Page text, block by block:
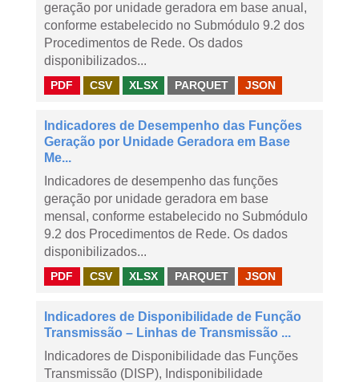
geração por unidade geradora em base anual,
conforme estabelecido no Submódulo 9.2 dos
Procedimentos de Rede. Os dados
disponibilizados...
PDF CSV XLSX PARQUET JSON
Indicadores de Desempenho das Funções
Geração por Unidade Geradora em Base
Me...
Indicadores de desempenho das funções
geração por unidade geradora em base
mensal, conforme estabelecido no Submódulo
9.2 dos Procedimentos de Rede. Os dados
disponibilizados...
PDF CSV XLSX PARQUET JSON
Indicadores de Disponibilidade de Função
Transmissão – Linhas de Transmissão ...
Indicadores de Disponibilidade das Funções
Transmissão (DISP), Indisponibilidade